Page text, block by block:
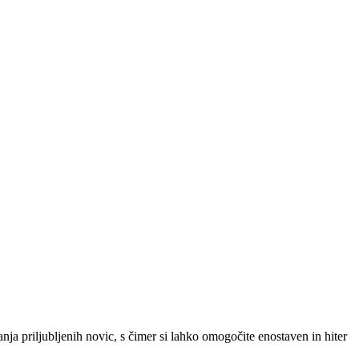
priljubljenih novic, s čimer si lahko omogočite enostaven in hiter